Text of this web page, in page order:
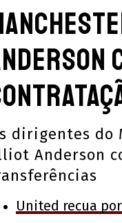
CASAS DE
CÓDIGOS e
APPS
dirigentes do
Anderson
United recua